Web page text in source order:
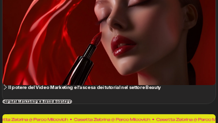
Il potere del Video Marketing e l’ascesa dei tutorial nel settore Beauty
Digital Marketing e Brand Strategy